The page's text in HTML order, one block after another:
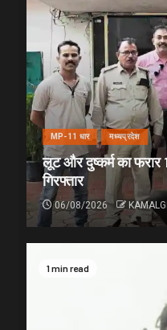
MP-11 धार मध्यप्रदेश
लूट और दुष्कर्म का फरार
गिरफ्तार
06/08/2026
1 min read